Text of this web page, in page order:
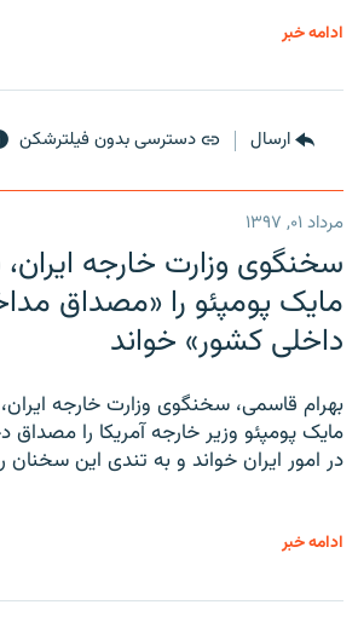
ادامه خبر
ارسال دسترسی بدون فیلترشکن
مرداد ۰۱, ۱۳۹۷
سخنگوی وزارت خارجه
مایک پومپئو را «مصداق
داخلی کشور» خواند
بهرام قاسمی، سخنگوی وزارت خارجه
مایک پومپئو وزیر خارجه آمریکا را
در امور ایران خواند و به تندی این سخنان
ادامه خبر